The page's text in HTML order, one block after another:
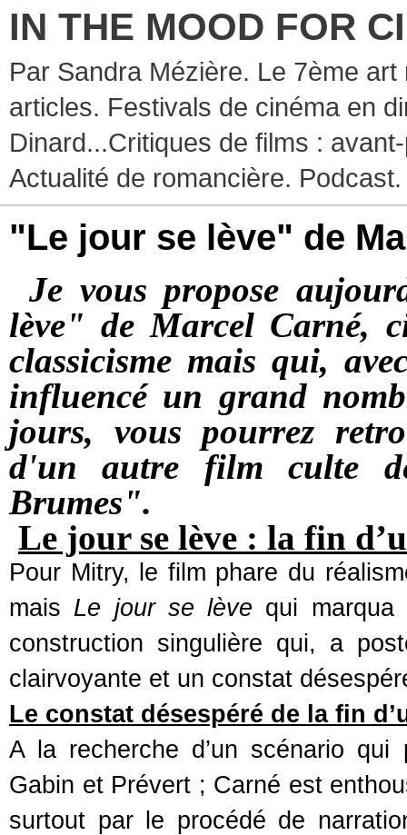
IN THE MOOD FOR
Par Sandra Mézière. Le 7ème
articles. Festivals de cinéma en
Dinard...Critiques de films :
Actualité de romancière. Podcast.
"Le jour se lève" de
Je vous propose
lève" de Marcel Carné,
classicisme mais qui,
influencé un grand
jours, vous pourrez
d'un autre film culte
Brumes".
Le jour se lève : la fin
Pour Mitry, le film phare du
mais Le jour se lève qui marqua
construction singulière qui, a
clairvoyante et un constat
Le constat désespéré de la fin
A la recherche d’un scénario
Gabin et Prévert ; Carné est
surtout par le procédé de